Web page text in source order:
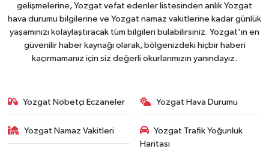
gelişmelerine, Yozgat vefat edenler listesinden anlık Yozgat
hava durumu bilgilerine ve Yozgat namaz vakitlerine kadar günlük
yaşamınızı kolaylaştıracak tüm bilgileri bulabilirsiniz. Yozgat'ın en
güvenilir haber kaynağı olarak, bölgenizdeki hiçbir haberi
kaçırmamanız için siz değerli okurlarımızın yanındayız.
Yozgat Nöbetçi Eczaneler Yozgat Hava Durumu
Yozgat Namaz Vakitleri
Yozgat Trafik Yoğunluk
Haritası